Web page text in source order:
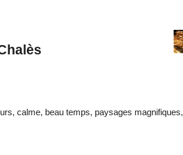
calme, beau temps, paysages magnifiques,